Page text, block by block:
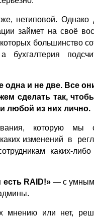
нетиповой.
займет на своё
большинство
бухгалтерия
и не две. Все
сделать так,
любой из них лично.
которую мы
изменений в
каких-либо
RAID!»— с умным
мнению или нет,